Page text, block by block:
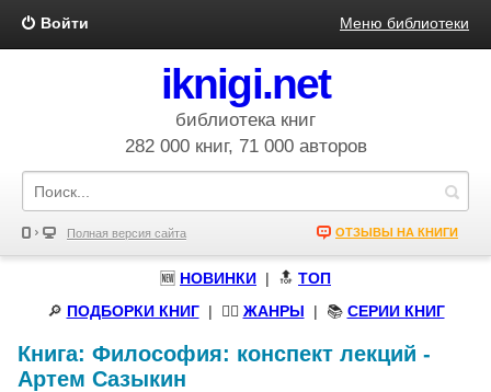
Войти Меню библиотеки
iknigi.net
библиотека книг
282 000 книг, 71 000 авторов
Полная версия сайта ОТЗЫВЫ НА КНИГИ
🆕 НОВИНКИ | 🔝 ТОП
🔎 ПОДБОРКИ КНИГ| 🧝‍♀️ ЖАНРЫ | 📚 СЕРИИ КНИГ
Книга: Философия: конспект лекций -
Артем Сазыкин